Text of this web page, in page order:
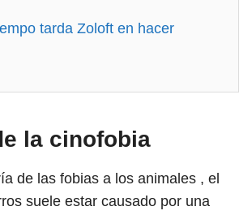
tarda Zoloft en hacer
la cinofobia
de las fobias a los animales , el
suele estar causado por una